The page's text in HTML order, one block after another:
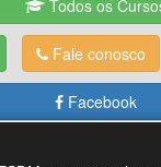
Todos os
Fale conosco
Facebook